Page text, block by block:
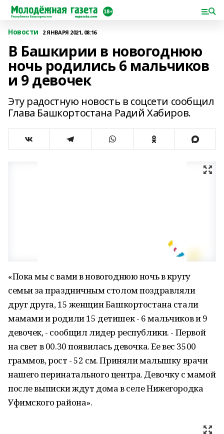
Новости 2 ЯНВАРЯ 2021, 08:16
В Башкирии в новогоднюю
ночь родились 6 мальчиков
и 9 девочек
Эту радостную новость в соцсети сообщил
Глава Башкортостана Радий Хабиров.
«Пока мы с вами в новогоднюю ночь в кругу
семьи за праздничным столом поздравляли
друг друга, 15 женщин Башкортостана стали
мамами и родили 15 детишек - 6 мальчиков и 9
девочек, - сообщил лидер республики. - Первой
на свет в 00.30 появилась девочка. Ее вес 3500
граммов, рост - 52 см. Приняли малышку врачи
нашего перинатального центра. Девочку с мамой
после выписки ждут дома в селе Нижегородка
Уфимского района».